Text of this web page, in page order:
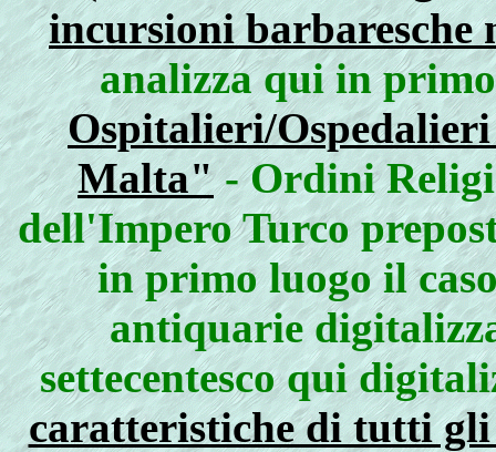
incursioni barbaresche
analizza qui in
Ospitalieri/
Malta" - Ordini
dell'Impero Turco
in primo luogo il
antiquarie
settecentesco qui
caratteristiche di tutti